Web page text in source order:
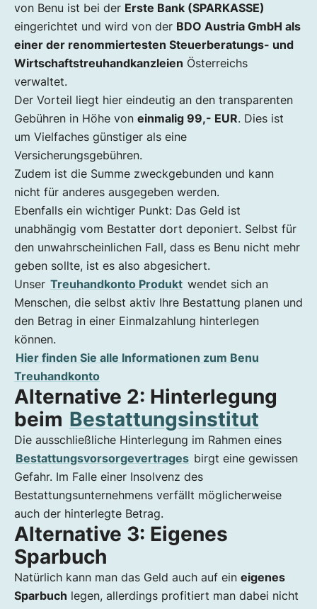
von Benu ist bei der Erste Bank (SPARKASSE)
eingerichtet und wird von der BDO Austria GmbH als
einer der renommiertesten Steuerberatungs- und
Wirtschaftstreuhandkanzleien Österreichs
verwaltet.
Der Vorteil liegt hier eindeutig an den transparenten
Gebühren in Höhe von einmalig 99,- EUR. Dies ist
um Vielfaches günstiger als eine
Versicherungsgebühren.
Zudem ist die Summe zweckgebunden und kann
nicht für anderes ausgegeben werden.
Ebenfalls ein wichtiger Punkt: Das Geld ist
unabhängig vom Bestatter dort deponiert. Selbst für
den unwahrscheinlichen Fall, dass es Benu nicht mehr
geben sollte, ist es also abgesichert.
Unser Treuhandkonto Produkt wendet sich an
Menschen, die selbst aktiv Ihre Bestattung planen und
den Betrag in einer Einmalzahlung hinterlegen
können.
Hier finden Sie alle Informationen zum Benu
Treuhandkonto
Alternative 2: Hinterlegung
beim Bestattungsinstitut
Die ausschließliche Hinterlegung im Rahmen eines
Bestattungsvorsorgevertrages birgt eine gewissen
Gefahr. Im Falle einer Insolvenz des
Bestattungsunternehmens verfällt möglicherweise
auch der hinterlegte Betrag.
Alternative 3: Eigenes
Sparbuch
Natürlich kann man das Geld auch auf ein eigenes
Sparbuch legen, allerdings profitiert man dabei nicht